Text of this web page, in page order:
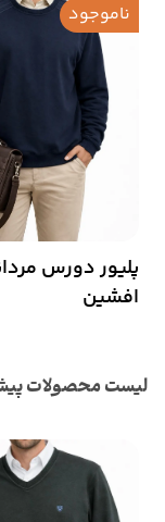
ناموجود
پلیور دورس
افشین
لیست محصولات